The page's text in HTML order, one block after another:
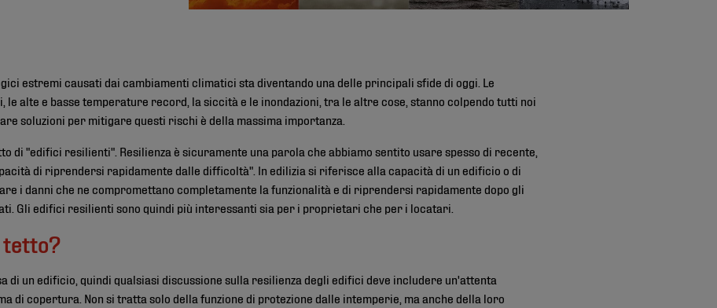
estremi causati dai cambiamenti climatici sta diventando una delle principali sfide di oggi. Le
alte e basse temperature record, la siccità e le inondazioni, tra le altre cose, stanno colpendo tutti noi
soluzioni per mitigare questi rischi è della massima importanza.
di "edifici resilienti". Resilienza è sicuramente una parola che abbiamo sentito usare spesso di recente,
di riprendersi rapidamente dalle difficoltà". In edilizia si riferisce alla capacità di un edificio o di
i danni che ne compromettano completamente la funzionalità e di riprendersi rapidamente dopo gli
Gli edifici resilienti sono quindi più interessanti sia per i proprietari che per i locatari.
tetto?
di un edificio, quindi qualsiasi discussione sulla resilienza degli edifici deve includere un'attenta
di copertura. Non si tratta solo della funzione di protezione dalle intemperie, ma anche della loro